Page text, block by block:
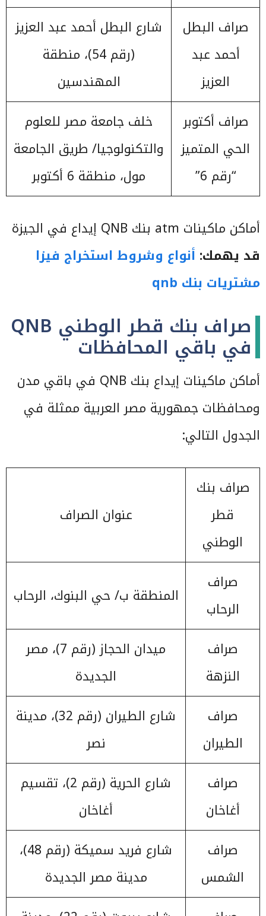
صراف البطل
أحمد عبد
العزيز
شارع البطل أحمد عبد العزيز
(رقم 54)، منطقة
المهندسين
صراف أكتوبر
الحي المتميز
“رقم 6”
خلف جامعة مصر للعلوم
والتكنولوجيا/ طريق الجامعة
مول، منطقة 6 أكتوبر
أماكن ماكينات atm بنك QNB إيداع في الجيزة
قد يهمك: أنواع وشروط استخراج فيزا
مشتريات بنك qnb
صراف بنك قطر الوطني QNB
في باقي المحافظات
أماكن ماكينات إيداع بنك QNB في باقي مدن
ومحافظات جمهورية مصر العربية ممثلة في
الجدول التالي:
صراف بنك
قطر
الوطني
عنوان الصراف
صراف
الرحاب
المنطقة ب/ حي البنوك، الرحاب
صراف
النزهة
ميدان الحجاز (رقم 7)، مصر
الجديدة
صراف
الطيران
شارع الطيران (رقم 32)، مدينة
نصر
صراف
أغاخان
شارع الحرية (رقم 2)، تقسيم
أغاخان
صراف
الشمس
شارع فريد سميكة (رقم 48)،
مدينة مصر الجديدة